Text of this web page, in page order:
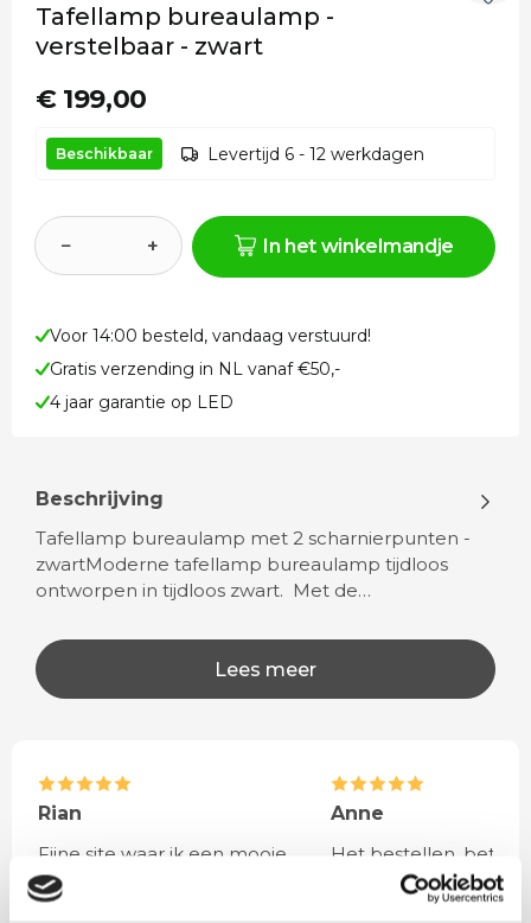
Tafellamp bureaulamp -
verstelbaar - zwart
€ 199,00
Beschikbaar Levertijd 6 - 12 werkdagen
− + In het winkelmandje
Voor 14:00 besteld, vandaag verstuurd!
Gratis verzending in NL vanaf €50,-
4 jaar garantie op LED
Beschrijving
Tafellamp bureaulamp met 2 scharnierpunten -
zwartModerne tafellamp bureaulamp tijdloos
ontworpen in tijdloos zwart. Met de…
Lees meer
Rian
Fijne site waar ik een mooie
lamp heb uitgekozen en
besteld. De volgende dag
Anne
Het bestellen,
leveren verliep vlot en
volledig naar wens.